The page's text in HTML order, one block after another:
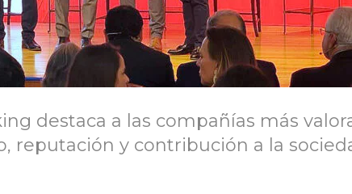
destaca a las compañías más
reputación y contribución a la